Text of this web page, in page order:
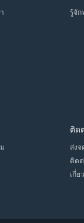
รู้จั
ติด
ส่ง
ติด
เกี่ย